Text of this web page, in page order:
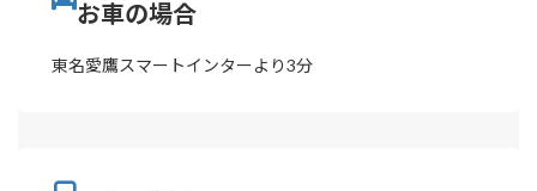
お車の場合
東名愛鷹スマートインターより3分